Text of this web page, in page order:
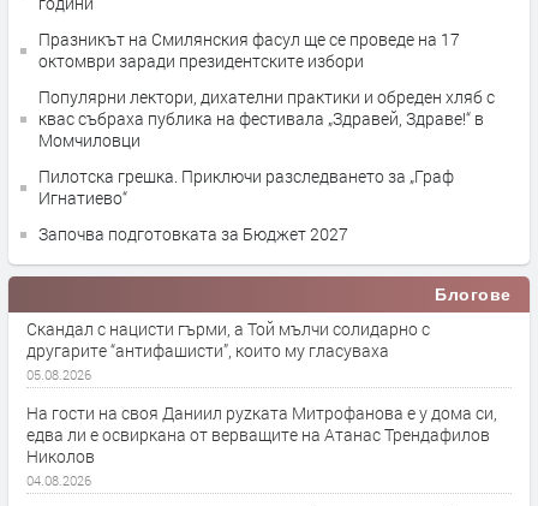
Празникът на Смилянския фасул ще се проведе на 17
октомври заради президентските избори
Популярни лектори, дихателни практики и обреден хляб с
квас събраха публика на фестивала „Здравей, Здраве!“ в
Момчиловци
Пилотска грешка. Приключи разследването за „Граф
Игнатиево“
Започва подготовката за Бюджет 2027
Блогове
Скандал с нацисти гърми, а Той мълчи солидарно с
другарите “антифашисти”, които му гласуваха
05.08.2026
На гости на своя Даниил руzката Митрофанова е у дома си,
едва ли е освиркана от верващите на Атанас Трендафилов
Николов
04.08.2026